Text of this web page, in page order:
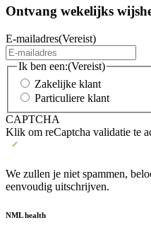
Ontvang wekelijks
E-mailadres(Vereist)
Ik ben een:(Vereist)
Zakelijke klant
Particuliere klant
CAPTCHA
Klik om reCaptcha validatie te
We zullen je niet spammen,
eenvoudig uitschrijven.
NML health